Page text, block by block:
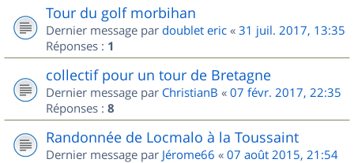
Tour du golf morbihan
Dernier message par doublet eric « 31 juil. 2017, 13:35
Réponses : 1
collectif pour un tour de Bretagne
Dernier message par ChristianB « 07 févr. 2017, 22:35
Réponses : 8
Randonnée de Locmalo à la Toussaint
Dernier message par Jérome66 « 07 août 2015, 21:54